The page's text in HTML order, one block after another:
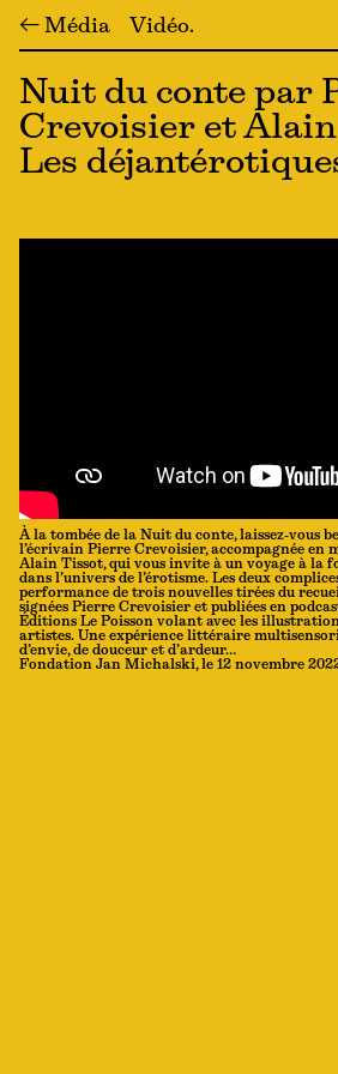
← Média Vidéo
Nuit du conte par
Crevoisier et
Les
À la tombée de la Nuit du conte, laissez-vous
l’écrivain Pierre Crevoisier, accompagnée en
Alain Tissot, qui vous invite à un voyage à la
dans l’univers de l’érotisme. Les deux
performance de trois nouvelles tirées du
signées Pierre Crevoisier et publiées en
Éditions Le Poisson volant avec les
artistes. Une expérience littéraire
d’envie, de douceur et d’ardeur…
Fondation Jan Michalski, le 12 novembre